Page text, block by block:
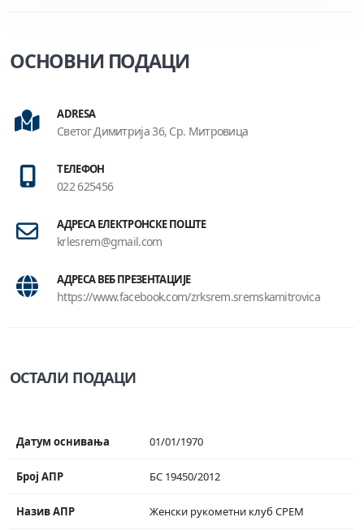
ОСНОВНИ ПОДАЦИ
ADRESA
Светог Димитрија 36, Ср. Митровица
ТЕЛЕФОН
022 625456
АДРЕСА ЕЛЕКТРОНСКЕ ПОШТЕ
krlesrem@gmail.com
АДРЕСА ВЕБ ПРЕЗЕНТАЦИЈЕ
https://www.facebook.com/zrksrem.sremskamitrovica
ОСТАЛИ ПОДАЦИ
Датум оснивања 01/01/1970
Број АПР БС 19450/2012
Назив АПР Женски рукометни клуб СРЕМ